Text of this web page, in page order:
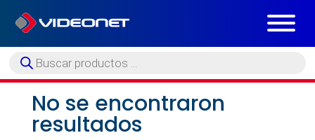
Búsqueda
de
No se encontraron
resultados